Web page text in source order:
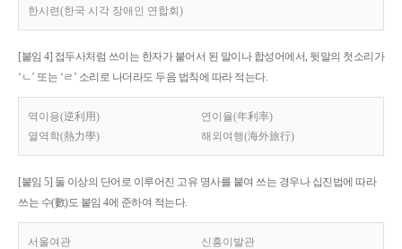
한시련(한국 시각 장애인 연합회)
[붙임 4] 접두사처럼 쓰이는 한자가 붙어서 된 말이나 합성어에서, 뒷말의 첫소리가
‘ㄴ’ 또는 ‘ㄹ’ 소리로 나더라도 두음 법칙에 따라 적는다.
역이용(逆利用)
연이율(年利率)
열역학(熱力學)
해외여행(海外旅行)
[붙임 5] 둘 이상의 단어로 이루어진 고유 명사를 붙여 쓰는 경우나 십진법에 따라
쓰는 수(數)도 붙임 4에 준하여 적는다.
서울여관 신흥이발관